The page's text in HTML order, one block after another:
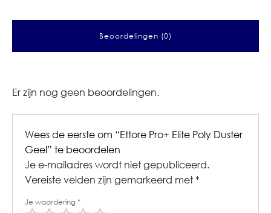
Beoordelingen (0)
Er zijn nog geen beoordelingen.
Wees de eerste om “Ettore Pro+ Elite Poly Duster
Geel” te beoordelen
Je e-mailadres wordt niet gepubliceerd.
Vereiste velden zijn gemarkeerd met *
Je waardering*